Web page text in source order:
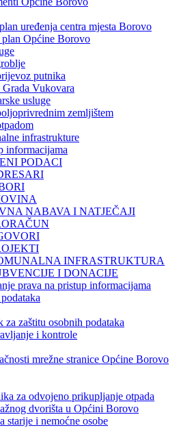
uređenja centra mjesta Borovo
plan Općine Borovo
putnika
Vukovara
usluge
zemljištem
infrastrukture
informacijama
PODACI
NABAVA I NATJEČAJI
INFRASTRUKTURA
I DONACIJE
prava na pristup informacijama
za zaštitu osobnih podataka
i kontrole
mrežne stranice Općine Borovo
za odvojeno prikupljanje otpada
dvorišta u Općini Borovo
starije i nemoćne osobe